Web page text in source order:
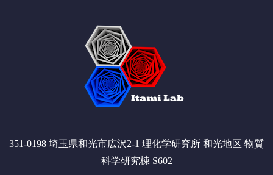
351-0198 埼玉県和光市広沢2-1 理化学研究所 和光地区 物質
科学研究棟 S602